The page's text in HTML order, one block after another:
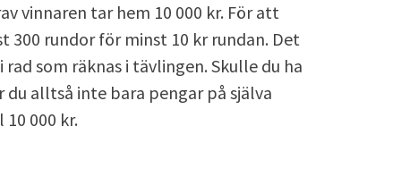
vinnaren tar hem 10 000 kr. För att
300 rundor för minst 10 kr rundan. Det
som räknas i tävlingen. Skulle du ha
alltså inte bara pengar på själva
000 kr.